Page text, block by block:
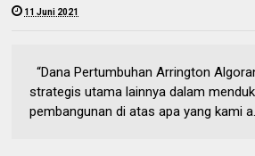
11 Juni 2021
“Dana Pertumbuhan Arrington
strategis utama lainnya dalam
pembangunan di atas apa yang kami